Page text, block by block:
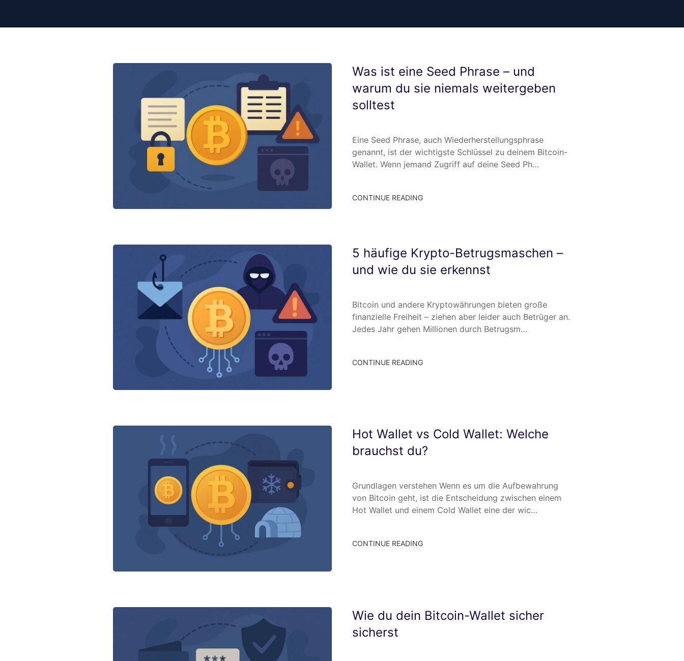
Was ist eine Seed Phrase – und
warum du sie niemals weitergeben
solltest
Eine Seed Phrase, auch Wiederherstellungsphrase
genannt, ist der wichtigste Schlüssel zu deinem Bitcoin-
Wallet. Wenn jemand Zugriff auf deine Seed Ph…
CONTINUE READING
5 häufige Krypto-Betrugsmaschen –
und wie du sie erkennst
Bitcoin und andere Kryptowährungen bieten große
finanzielle Freiheit – ziehen aber leider auch Betrüger an.
Jedes Jahr gehen Millionen durch Betrugsm…
CONTINUE READING
Hot Wallet vs Cold Wallet: Welche
brauchst du?
Grundlagen verstehen Wenn es um die Aufbewahrung
von Bitcoin geht, ist die Entscheidung zwischen einem
Hot Wallet und einem Cold Wallet eine der wic…
CONTINUE READING
Wie du dein Bitcoin-Wallet sicher
sicherst